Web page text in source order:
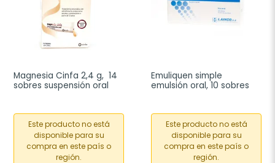
Magnesia Cinfa 2,4 g,  14
sobres suspensión oral
Este producto no está
disponible para su
compra en este país o
región.
Emuliquen simple
emulsión oral, 10 sobres
Este producto no está
disponible para su
compra en este país o
región.